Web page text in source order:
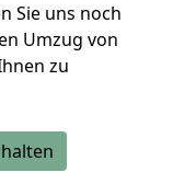
Sie uns noch
Umzug von
zu